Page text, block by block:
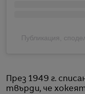
Публикация,
През 1949 г.
твърди, че